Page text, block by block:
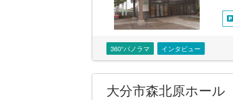
360°パノラマ インタビュー
大分市森北原ホール